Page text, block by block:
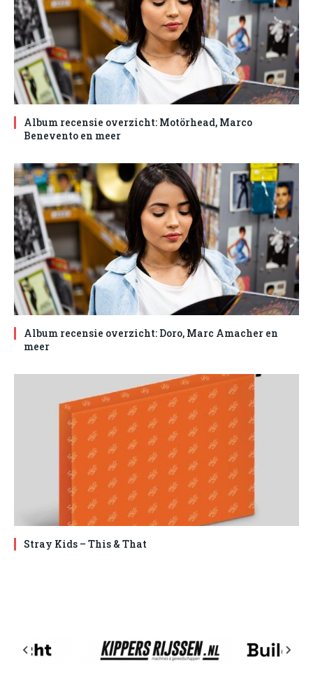
Album recensie overzicht: Motörhead, Marco
Benevento en meer
Album recensie overzicht: Doro, Marc Amacher en
meer
Stray Kids – This & That